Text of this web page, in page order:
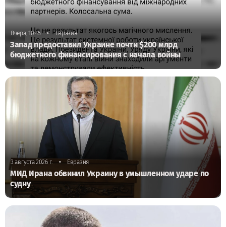
Вчера, 10:45 • Евразия
Запад предоставил Украине почти $200 млрд
бюджетного финансирования с начала войны
3 августа 2026 г. • Евразия
МИД Ирана обвинил Украину в умышленном ударе по
судну